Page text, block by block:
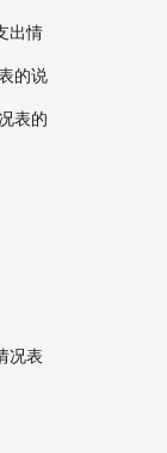
出情
的说
表的
况表